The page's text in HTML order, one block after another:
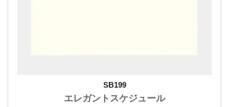
SB199
エレガントスケジュール